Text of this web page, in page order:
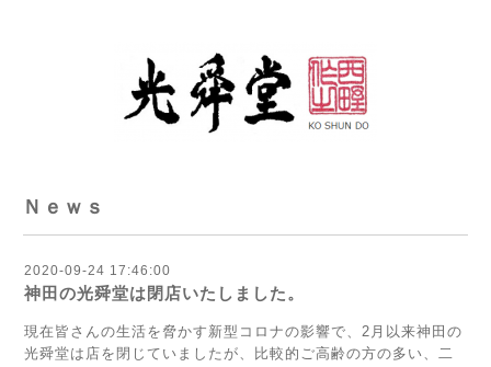
Ｎｅｗｓ
2020-09-24 17:46:00
神田の光舜堂は閉店いたしました。
現在皆さんの生活を脅かす新型コロナの影響で、2月以来神田の
光舜堂は店を閉じていましたが、比較的ご高齢の方の多い、二